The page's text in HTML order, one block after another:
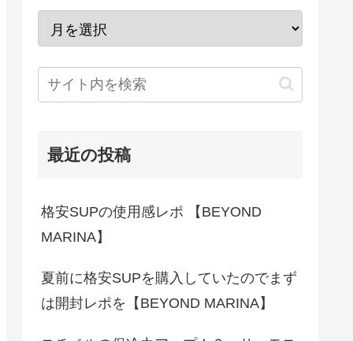
最近の投稿
格安SUPの使用感レポ 【BEYOND
MARINA】
夏前に格安SUPを購入していたのでまず
は開封レポを【BEYOND MARINA】